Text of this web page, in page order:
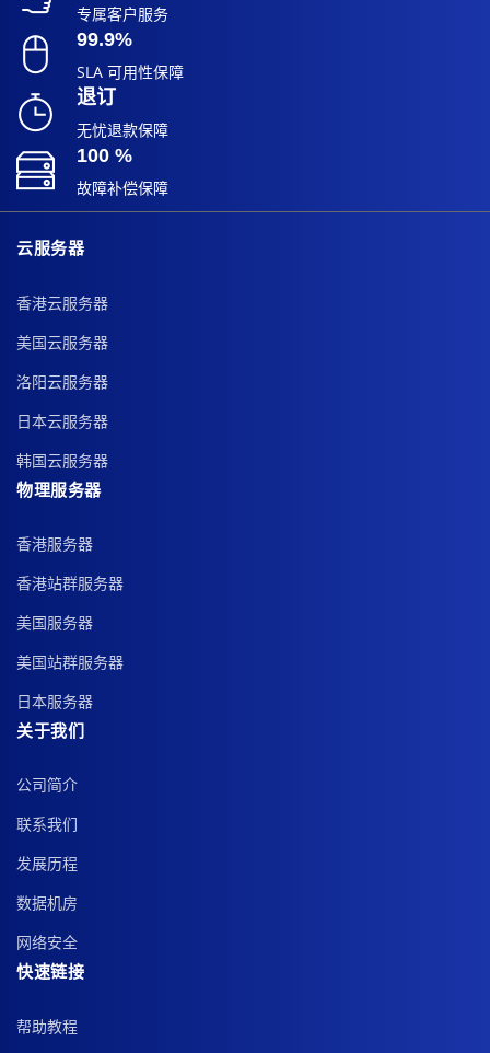
专属客户服务
99.9%
SLA 可用性保障
退订
无忧退款保障
100 %
故障补偿保障
云服务器
香港云服务器
美国云服务器
洛阳云服务器
日本云服务器
韩国云服务器
物理服务器
香港服务器
香港站群服务器
美国服务器
美国站群服务器
日本服务器
关于我们
公司简介
联系我们
发展历程
数据机房
网络安全
快速链接
帮助教程